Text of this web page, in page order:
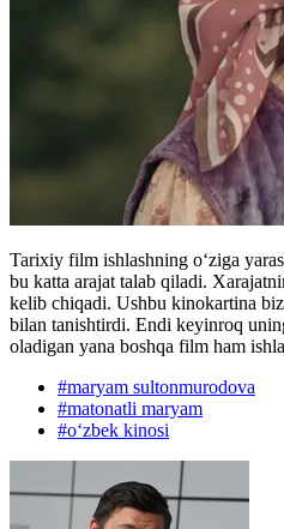
Tarixiy film ishlashning oʻziga
bu katta arajat talab qiladi.
kelib chiqadi. Ushbu kinokartina
bilan tanishtirdi. Endi keyinroq
oladigan yana boshqa film ham
#maryam sultonmurodova
#matonatli maryam
#oʻzbek kinosi